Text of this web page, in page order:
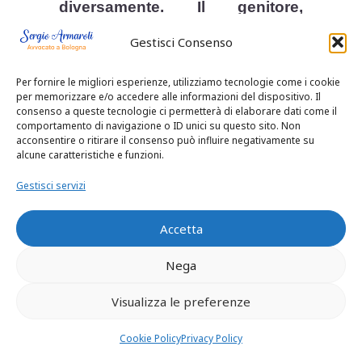
Gestisci Consenso
Per fornire le migliori esperienze, utilizziamo tecnologie come i cookie
per memorizzare e/o accedere alle informazioni del dispositivo. Il
consenso a queste tecnologie ci permetterà di elaborare dati come il
comportamento di navigazione o ID unici su questo sito. Non
acconsentire o ritirare il consenso può influire negativamente su
alcune caratteristiche e funzioni.
Gestisci servizi
Accetta
Nega
Visualizza le preferenze
Cookie PolicyPrivacy Policy
diversamente. Il genitore,
tuttavia, deve comunque
determinate dal magistrato
e favorire il rapporto del figlio
con l’altro genitore, a meno che
(come vedremo in seguito) vi
siano contrarie indicazioni del
particolare gravità ;
entrambi i genitori: devono
prendere insieme le decisioni di